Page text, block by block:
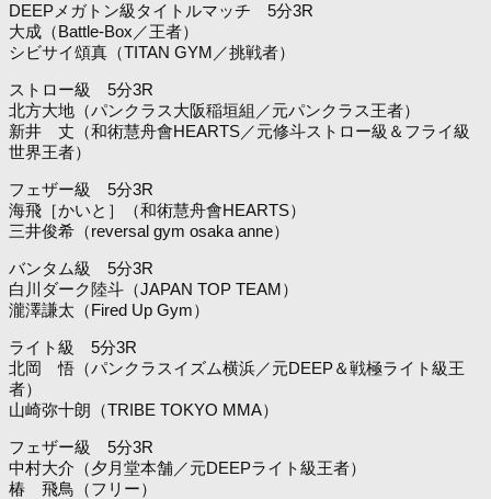
DEEPメガトン級タイトルマッチ 5分3R
大成（Battle-Box／王者）
シビサイ頌真（TITAN GYM／挑戦者）
ストロー級 5分3R
北方大地（パンクラス大阪稲垣組／元パンクラス王者）
新井 丈（和術慧舟會HEARTS／元修斗ストロー級＆フライ級
世界王者）
フェザー級 5分3R
海飛［かいと］（和術慧舟會HEARTS）
三井俊希（reversal gym osaka anne）
バンタム級 5分3R
白川ダーク陸斗（JAPAN TOP TEAM）
瀧澤謙太（Fired Up Gym）
ライト級 5分3R
北岡 悟（パンクラスイズム横浜／元DEEP＆戦極ライト級王
者）
山崎弥十朗（TRIBE TOKYO MMA）
フェザー級 5分3R
中村大介（夕月堂本舗／元DEEPライト級王者）
椿 飛鳥（フリー）